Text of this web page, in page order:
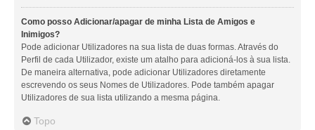
Como posso Adicionar/apagar de minha Lista de Amigos e
Inimigos?
Pode adicionar Utilizadores na sua lista de duas formas. Através do
Perfil de cada Utilizador, existe um atalho para adicioná-los à sua lista.
De maneira alternativa, pode adicionar Utilizadores diretamente
escrevendo os seus Nomes de Utilizadores. Pode também apagar
Utilizadores de sua lista utilizando a mesma página.
Topo